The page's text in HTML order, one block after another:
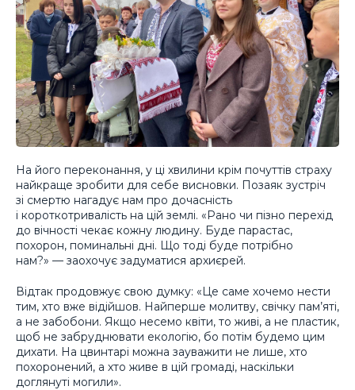
На його переконання, у ці хвилини крім почуттів страху
найкраще зробити для себе висновки. Позаяк зустріч
зі смертю нагадує нам про дочасність
і короткотривалість на цій землі. «Рано чи пізно перехід
до вічності чекає кожну людину. Буде парастас,
похорон, поминальні дні. Що тоді буде потрібно
нам?» — заохочує задуматися архиєрей.
Відтак продовжує свою думку: «Це саме хочемо нести
тим, хто вже відійшов. Найперше молитву, свічку пам’яті,
а не забобони. Якщо несемо квіти, то живі, а не пластик,
щоб не забруднювати екологію, бо потім будемо цим
дихати. На цвинтарі можна зауважити не лише, хто
похоронений, а хто живе в цій громаді, наскільки
доглянуті могили».